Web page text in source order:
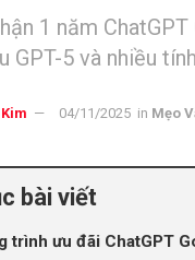
1 năm
GPT-5 và nhiều
04/11/2025 in Mẹo
bài viết
trình ưu đãi ChatGPT